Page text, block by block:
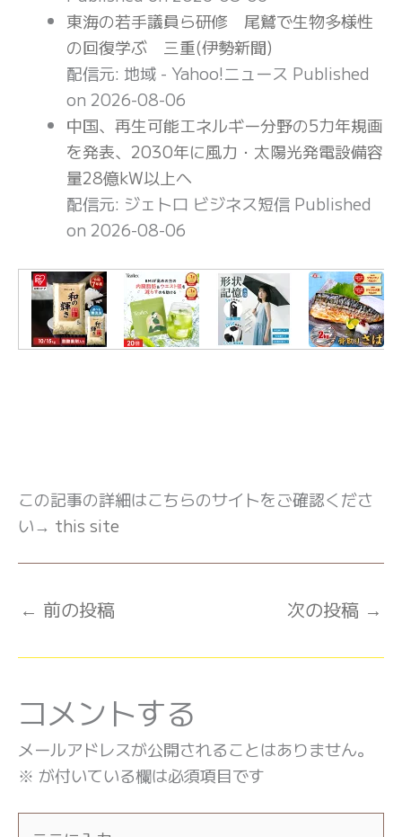
東海の若手議員ら研修 尾鷲で生物多様性
の回復学ぶ 三重(伊勢新聞)
配信元: 地域 - Yahoo!ニュース Published
on 2026-08-06
中国、再生可能エネルギー分野の5カ年規画
を発表、2030年に風力・太陽光発電設備容
量28億kW以上へ
配信元: ジェトロ ビジネス短信 Published
on 2026-08-06
この記事の詳細はこちらのサイトをご確認くださ
い→ this site
← 前の投稿 次の投稿 →
コメントする
メールアドレスが公開されることはありません。
※ が付いている欄は必須項目です